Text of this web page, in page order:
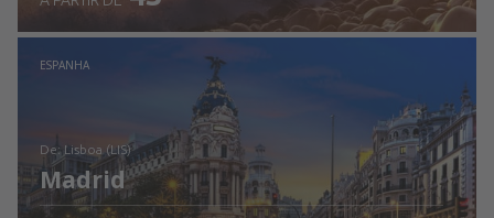
Ver detalhes
ESPANHA
de: Lisboa (LIS)
Madrid